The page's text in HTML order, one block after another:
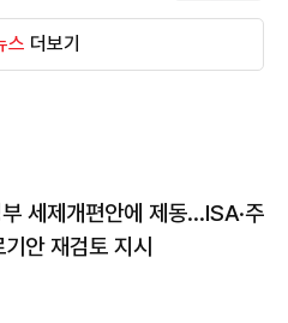
스 더보기
세제개편안에 제동…ISA·주
안 재검토 지시